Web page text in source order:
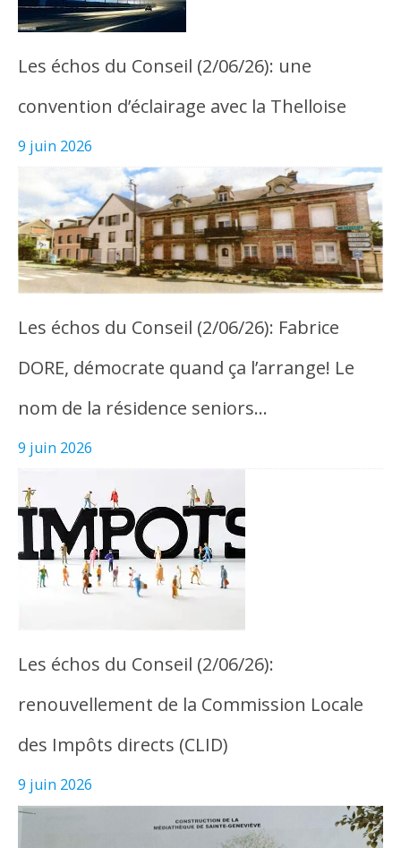
Les échos du Conseil (2/06/26): une
convention d’éclairage avec la Thelloise
9 juin 2026
Les échos du Conseil (2/06/26): Fabrice
DORE, démocrate quand ça l’arrange! Le
nom de la résidence seniors…
9 juin 2026
Les échos du Conseil (2/06/26):
renouvellement de la Commission Locale
des Impôts directs (CLID)
9 juin 2026